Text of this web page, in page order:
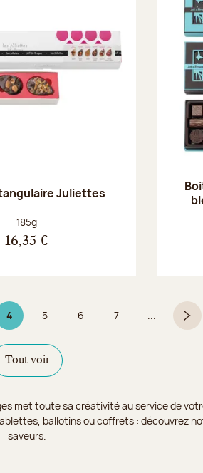
Juliettes
Poids net :
185g
16,35 €
4Page 4 sur 9
Page
5 Page
6 Page
7 ...
Tout voir
met toute sa créativité au service de
ballotins ou coffrets : découvrez
saveurs.